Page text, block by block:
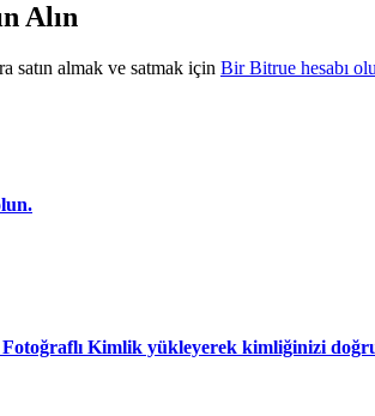
Alın
satın almak ve satmak için Bir Bitrue hesabı
Kimlik yükleyerek kimliğinizi